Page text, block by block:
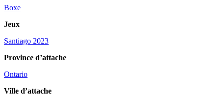
Boxe
Jeux
Santiago 2023
Province d’attache
Ontario
Ville d’attache